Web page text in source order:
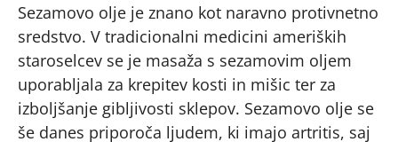
Sezamovo olje je znano kot naravno protivnetno
sredstvo. V tradicionalni medicini ameriških
staroselcev se je masaža s sezamovim oljem
uporabljala za krepitev kosti in mišic ter za
izboljšanje gibljivosti sklepov. Sezamovo olje se
še danes priporoča ljudem, ki imajo artritis, saj